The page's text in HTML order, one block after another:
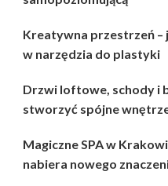
Kreatywna przestrzeń
w narzędzia do plastyki
Drzwi loftowe, schody i
stworzyć spójne
Magiczne SPA w
nabiera nowego